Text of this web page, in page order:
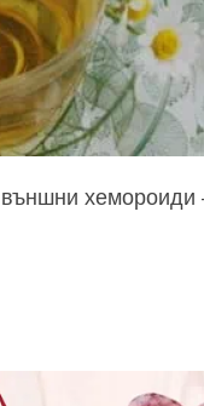
хемороиди